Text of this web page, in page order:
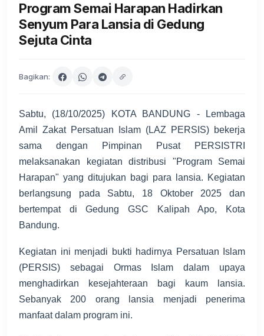
Program Semai Harapan Hadirkan
Senyum Para Lansia di Gedung
Sejuta Cinta
Bagikan:
Sabtu, (18/10/2025) KOTA BANDUNG - Lembaga
Amil Zakat Persatuan Islam (LAZ PERSIS) bekerja
sama dengan Pimpinan Pusat PERSISTRI
melaksanakan kegiatan distribusi "Program Semai
Harapan" yang ditujukan bagi para lansia. Kegiatan
berlangsung pada Sabtu, 18 Oktober 2025 dan
bertempat di Gedung GSC Kalipah Apo, Kota
Bandung.
Kegiatan ini menjadi bukti hadirnya Persatuan Islam
(PERSIS) sebagai Ormas Islam dalam upaya
menghadirkan kesejahteraan bagi kaum lansia.
Sebanyak 200 orang lansia menjadi penerima
manfaat dalam program ini.